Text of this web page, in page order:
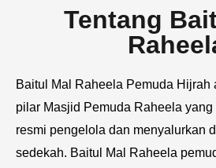
Tentang
Baitul Mal Raheela Pemuda Hijrah
pilar Masjid Pemuda Raheela
resmi pengelola dan menyalurkan
sedekah. Baitul Mal Raheela